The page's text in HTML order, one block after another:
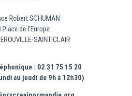
Robert SCHUMAN
Place de l’Europe
SAINT-CLAIR
: 02 31 75 15 20
au jeudi de 9h à 12h30)